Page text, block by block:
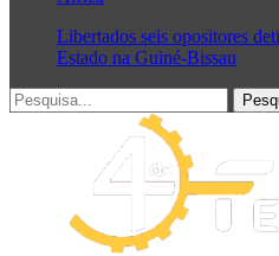
Libertados seis opositores
Estado na Guiné-Bissau